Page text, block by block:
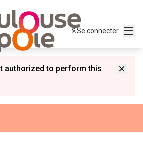
Se connecter
authorized to perform this